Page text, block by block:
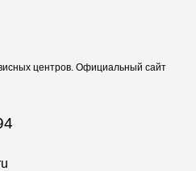
центров. Официальный сайт